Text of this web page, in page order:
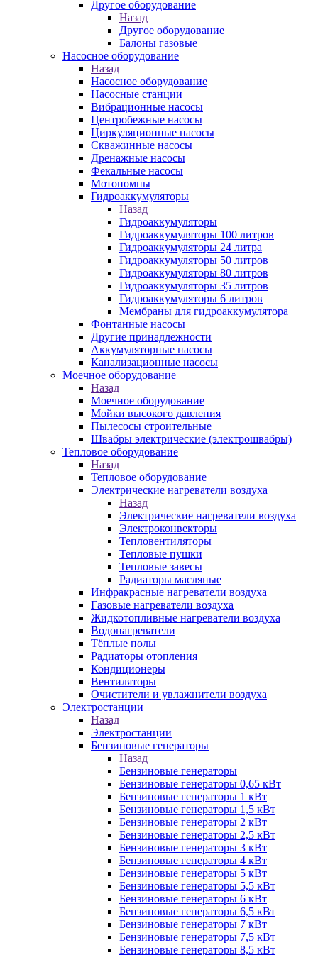
Другое оборудование
Назад
Другое оборудование
Балоны газовые
Насосное оборудование
Назад
Насосное оборудование
Насосные станции
Вибрационные насосы
Центробежные насосы
Циркуляционные насосы
Скважинные насосы
Дренажные насосы
Фекальные насосы
Мотопомпы
Гидроаккумуляторы
Назад
Гидроаккумуляторы
Гидроаккумуляторы 100 литров
Гидроаккумуляторы 24 литра
Гидроаккумуляторы 50 литров
Гидроаккумуляторы 80 литров
Гидроаккумуляторы 35 литров
Гидроаккумуляторы 6 литров
Мембраны для гидроаккумулятора
Фонтанные насосы
Другие принадлежности
Аккумуляторные насосы
Канализационные насосы
Моечное оборудование
Назад
Моечное оборудование
Мойки высокого давления
Пылесосы строительные
Швабры электрические (электрошвабры)
Тепловое оборудование
Назад
Тепловое оборудование
Электрические нагреватели воздуха
Назад
Электрические нагреватели воздуха
Электроконвекторы
Тепловентиляторы
Тепловые пушки
Тепловые завесы
Радиаторы масляные
Инфракрасные нагреватели воздуха
Газовые нагреватели воздуха
Жидкотопливные нагреватели воздуха
Водонагреватели
Тёплые полы
Радиаторы отопления
Кондиционеры
Вентиляторы
Очистители и увлажнители воздуха
Электростанции
Назад
Электростанции
Бензиновые генераторы
Назад
Бензиновые генераторы
Бензиновые генераторы 0,65 кВт
Бензиновые генераторы 1 кВт
Бензиновые генераторы 1,5 кВт
Бензиновые генераторы 2 кВт
Бензиновые генераторы 2,5 кВт
Бензиновые генераторы 3 кВт
Бензиновые генераторы 4 кВт
Бензиновые генераторы 5 кВт
Бензиновые генераторы 5,5 кВт
Бензиновые генераторы 6 кВт
Бензиновые генераторы 6,5 кВт
Бензиновые генераторы 7 кВт
Бензиновые генераторы 7,5 кВт
Бензиновые генераторы 8,5 кВт